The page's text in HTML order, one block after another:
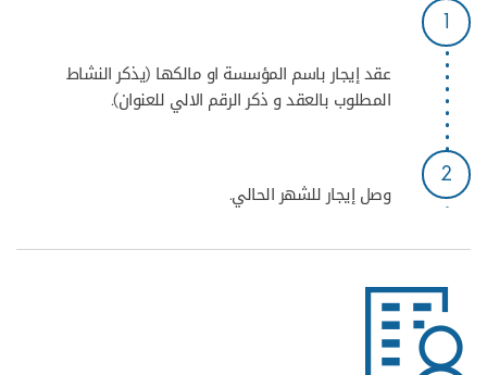
1
عقد إيجار باسم المؤسسة او مالكها (يذكر النشاط
المطلوب بالعقد و ذكر الرقم الالي للعنوان).
2 وصل إيجار للشهر الحالي.